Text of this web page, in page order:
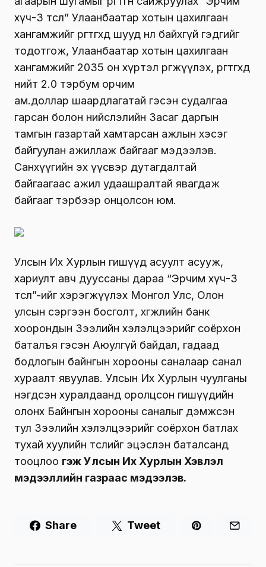
хүч-3 төсөл” Улаанбаатар хотын цахилгаан
хангамжийг өргөтгөхөд шууд нөлөө байхгүй гэдгийг
тодотгож, Улаанбаатар хотын цахилгаан
хангамжийг 2035 он хүртэл өргөжүүлэх, өргөтгөхөд
нийт 2.0 тэрбум орчим
ам.доллар шаардлагатай гэсэн судалгаа
гарсан болон нийслэлийн Засаг даргын
тамгын газартай хамтарсан ажлын хэсэг
байгуулан ажиллаж байгааг мэдээлэв.
Санхүүгийн эх үүсвэр дутагдалтай
байгаагаас ажил удаашралтай явагдаж
байгааг тэрбээр онцолсон юм.
Улсын Их Хурлын гишүүд асуулт асууж,
хариулт авч дууссаны дараа “Эрчим хүч-3
төсөл”-ийг хэрэгжүүлэх Монгол Улс, Олон
улсын сэргээн босголт, хөгжлийн банк
хоорондын Зээлийн хэлэлцээрийг соёрхон
баталъя гэсэн Аюулгүй байдал, гадаад
бодлогын байнгын хорооны саналаар санал
хураалт явуулав. Улсын Их Хурлын чуулганы
нэгдсэн хуралдаанд оролцсон гишүүдийн
олонх Байнгын хорооны саналыг дэмжсэн
тул Зээлийн хэлэлцээрийг соёрхон батлах
тухай хуулийн төслийг эцэслэн баталсанд
тооцлоо гэж Улсын Их Хурлын Хэвлэл
мэдээллийн газраас мэдээлэв.
Share Tweet